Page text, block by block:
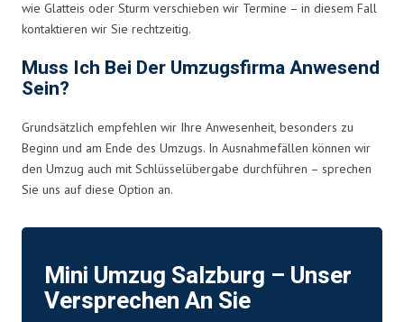
wie Glatteis oder Sturm verschieben wir Termine – in diesem Fall
kontaktieren wir Sie rechtzeitig.
Muss Ich Bei Der Umzugsfirma Anwesend
Sein?
Grundsätzlich empfehlen wir Ihre Anwesenheit, besonders zu
Beginn und am Ende des Umzugs. In Ausnahmefällen können wir
den Umzug auch mit Schlüsselübergabe durchführen – sprechen
Sie uns auf diese Option an.
Mini Umzug Salzburg – Unser
Versprechen An Sie